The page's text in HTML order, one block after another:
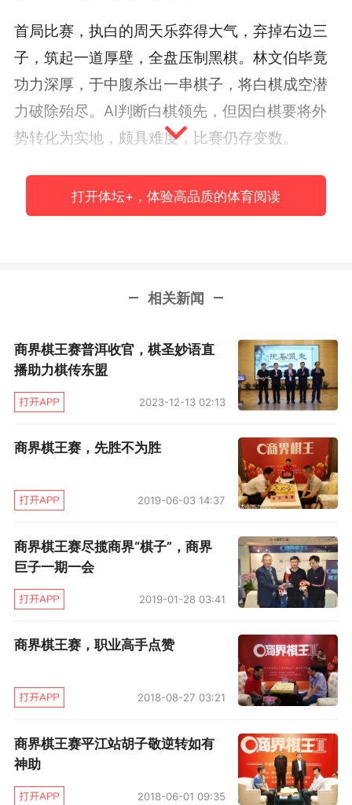
首局比赛，执白的周天乐弈得大气，弃掉右边三
子，筑起一道厚壁，全盘压制黑棋。林文伯毕竟
功力深厚，于中腹杀出一串棋子，将白棋成空潜
力破除殆尽。AI判断白棋领先，但因白棋要将外
势转化为实地，颇具难度，比赛仍存变数。
官子阶段，林文伯在中腹的处理略显草率，周天
乐抓住机会发起猛攻。黑棋无奈使出“苦肉计”，
第二局周天乐执黑先行，第三手棋即点三三，模
现误算，被黑棋先手吃通棋筋，而白棋仅吃掉二
路两子，损失惨重。此时据AI“乐游围棋”判断，黑
棋胜率已超过90%。
左边白棋本有一块弱棋，但优势意识下的周天乐
未做深究，简单处理。白棋轻松做活，还围出10
多目实地。一个局部结束，胜率回到起点，各有
关键时刻，周天乐再度启用人工智能“乐游围
棋”辅助，此时正好人工智能推荐了一步“挤”的官
不小。此时白棋冷静收官仍为细棋局面，但林文
伯判断不乐观，下得非常撑，周天乐终于等到一
锤定音之机，强手出击，屠龙成功。
赛后，周天乐发微信：“此次来台湾，有幸与商界
巨子林文伯先生三番手谈，非常荣幸。林先生是
台湾首届名人战冠军，一手创立矽品科技，发展
打开体坛+，体验高品质的体育阅读
相关新闻
商界棋王赛普洱收官，棋圣妙语直
播助力棋传东盟
2023-12-13 02:13
商界棋王赛，先胜不为胜
2019-06-03 14:37
商界棋王赛尽揽商界“棋子”，商界
巨子一期一会
2019-01-28 03:41
商界棋王赛，职业高手点赞
2018-08-27 03:21
商界棋王赛平江站胡子敬逆转如有
神助
2018-06-01 09:35